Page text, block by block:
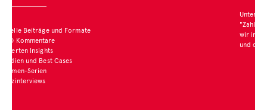
wir interessante Studien
und deren Ergebnisse vor.